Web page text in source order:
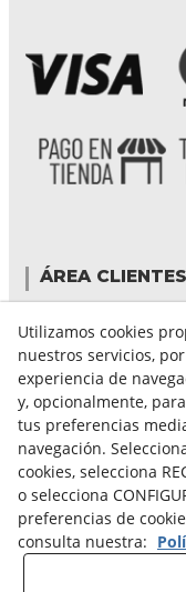
ÁREA CLIENTES
Mis compras
Cambiar contraseña
Crear cuenta
Condiciones de compra
GUÍA DE
FORMAS DE PAGO
FORMAS DE ENVÍO
Utilizamos cookies
nuestros servicios,
experiencia de
y, opcionalmente,
tus preferencias
navegación.
cookies, selecciona
o selecciona
preferencias de
consulta nuestra: